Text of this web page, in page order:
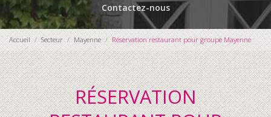
Contactez-nous
Accueil Secteur Mayenne Réservation restaurant pour groupe Mayenne
RÉSERVATION